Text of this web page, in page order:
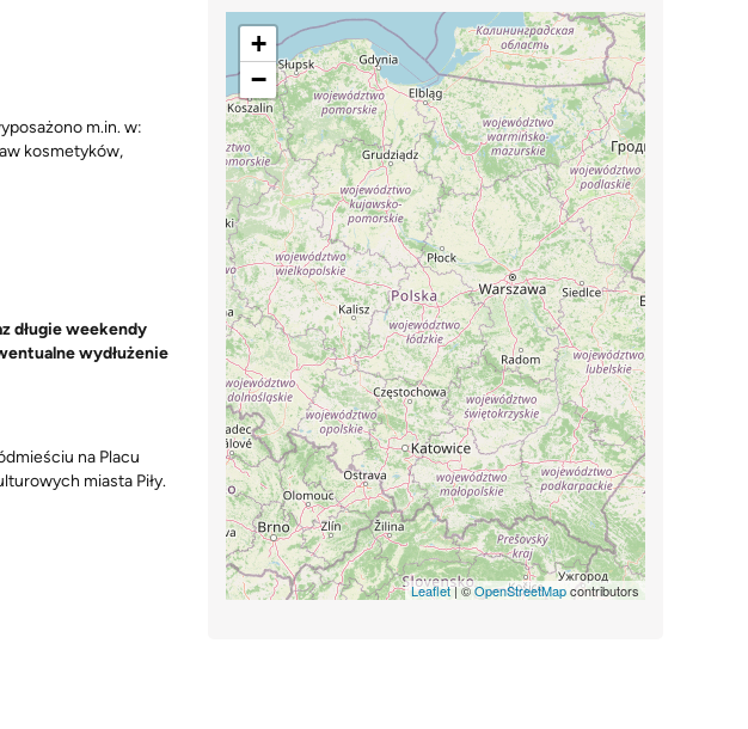
m.in. w:
kosmetyków,
długie weekendy
wydłużenie
na Placu
miasta Piły.
+
−
Leaflet| ©OpenStreetMapcontributors